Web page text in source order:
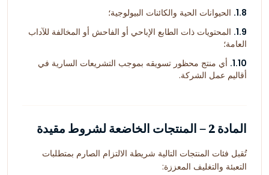
1.8. الحيوانات الحية والكائنات البيولوجية؛
1.9. المحتويات ذات الطابع الإباحي أو الفاحش أو المخالفة للآداب
العامة؛
1.10. أي منتج محظور تسويقه بموجب التشريعات السارية في
أقاليم عمل الشركة.
المادة 2 – المنتجات الخاضعة لشروط مقيدة
تُقبل فئات المنتجات التالية شريطة الالتزام الصارم بمتطلبات
التعبئة والتغليف المعززة: